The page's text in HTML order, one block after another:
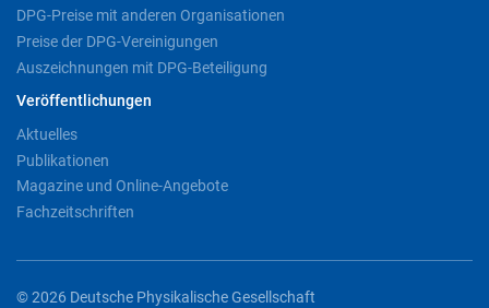
DPG-Preise mit anderen Organisationen
Preise der DPG-Vereinigungen
Auszeichnungen mit DPG-Beteiligung
Veröffentlichungen
Aktuelles
Publikationen
Magazine und Online-Angebote
Fachzeitschriften
© 2026 Deutsche Physikalische Gesellschaft